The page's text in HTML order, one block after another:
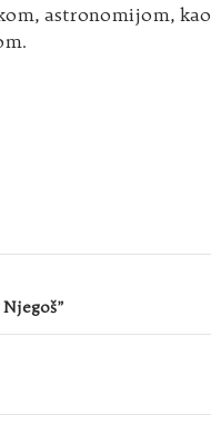
astronomijom, kao